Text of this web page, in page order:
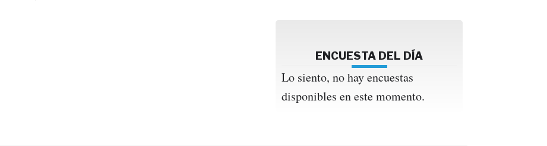
ENCUESTA DEL DÍA
Lo siento, no hay encuestas
disponibles en este momento.